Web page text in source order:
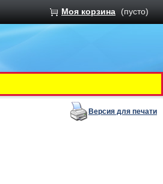
Моя корзина (пусто)
Версия для печати